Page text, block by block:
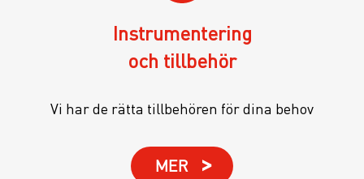
Instrumentering
och tillbehör
Vi har de rätta tillbehören för dina behov
MER